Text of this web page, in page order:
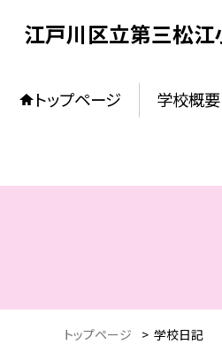
江戸川区立第三松江
トップページ 学校概要
トップページ > 学校日記